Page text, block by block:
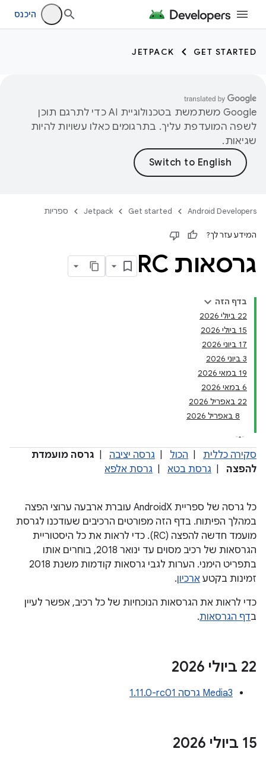
היכנס
GET STARTED
JETPACK
‫Google משתמשת בטכנולוגיית AI כדי לתרגם תוכן
לשפה המועדפת עליך. בתרגומים כאלו עשויות להיות
שגיאות.
Android Developers
Get started
Jetpack ספריות
המידע עזר לך?
גרסאות RC
בדף הזה
‫22 ביולי 2026
‫15 ביולי 2026
‫17 ביוני 2026
‫3 ביוני 2026
‫19 במאי 2026
‫6 במאי 2026
‫22 באפריל 2026
‫8 באפריל 2026
סקירה כללית הכול גרסה יציבה
גרסה מועמדת
להפצה
גרסת בטא גרסת אלפא
כל גרסה של ספריית AndroidX עוברת ארבעה ערוצי הפצה
במהלך הפיתוח. בדף הזה מפורטים הרכיבים שעודכנו לגרסת
מועמד חדשה להפצה (RC). כדי לראות את כל היסטוריית
הגרסאות של רכיב מסוים עד ינואר 2018, בוחרים אותו
בתפריט הימני. הערות לגבי גרסאות קודמות משנת 2018
זמינות בקטע ארכיון.
כדי לראות את הגרסאות הנוכחיות של כל רכיב, אפשר לעיין
בדף הגרסאות.
‫22 ביולי 2026
Media3 גרסה ‎1.11.0-rc01
‫15 ביולי 2026